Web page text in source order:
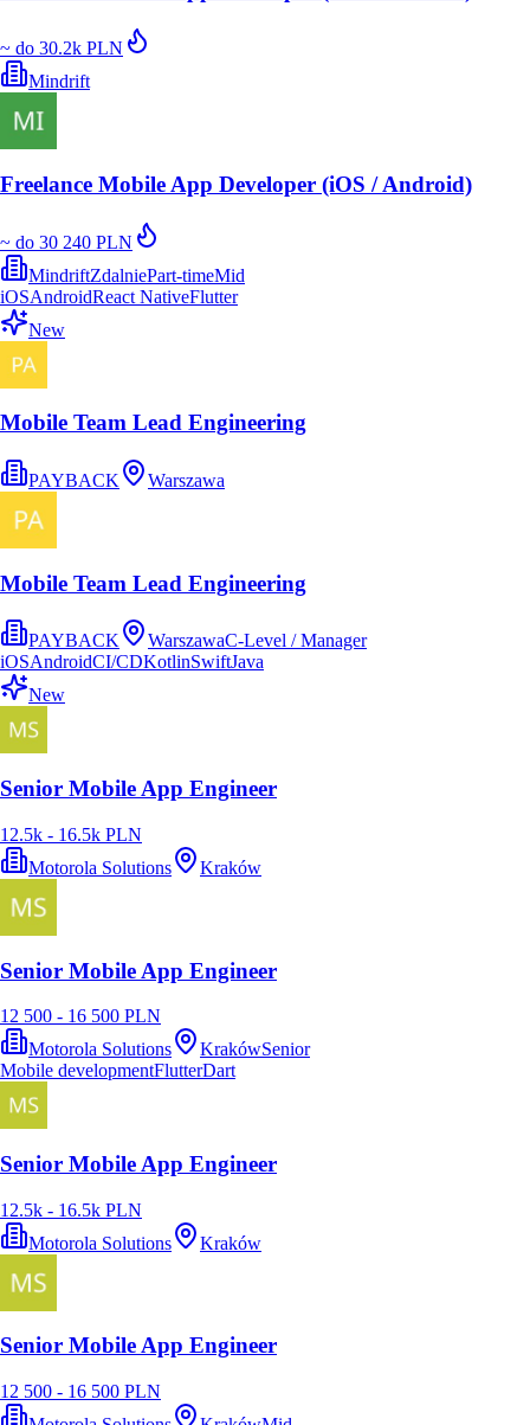
~ do 30.2k PLN
Mindrift
Freelance Mobile App Developer (iOS / Android)
~ do 30 240 PLN
MindriftZdalniePart-timeMid
iOSAndroidReact NativeFlutter
New
Mobile Team Lead Engineering
PAYBACK Warszawa
Mobile Team Lead Engineering
PAYBACK WarszawaC-Level / Manager
iOSAndroidCI/CDKotlinSwiftJava
New
Senior Mobile App Engineer
12.5k - 16.5k PLN
Motorola Solutions
Kraków
Senior Mobile App Engineer
12 500 - 16 500 PLN
Motorola Solutions
KrakówSenior
Mobile developmentFlutterDart
Senior Mobile App Engineer
12.5k - 16.5k PLN
Motorola Solutions
Kraków
Senior Mobile App Engineer
12 500 - 16 500 PLN